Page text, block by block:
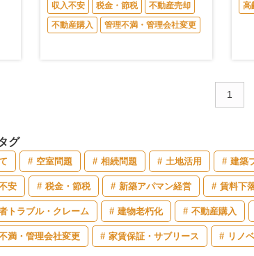
収入不安
税金・節税
不動産売却
不動産購入
管理不満・管理会社変更
高
1
グ
空室問題 相続問題 土地活用 建築
安 税金・節税 新築アパマン経営 賃料下
トラブル・クレーム 建物老朽化 不動産購入
満・管理会社変更 家賃保証・サブリース リノ